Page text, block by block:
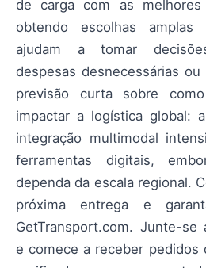
de carga com as melhores
obtendo escolhas
ajudam a tomar
despesas desnecessárias
previsão curta sobre
impactar a logística global:
integração multimodal
ferramentas digitais,
dependa da escala regional.
próxima entrega e
GetTransport.com. Junte-se
e comece a receber